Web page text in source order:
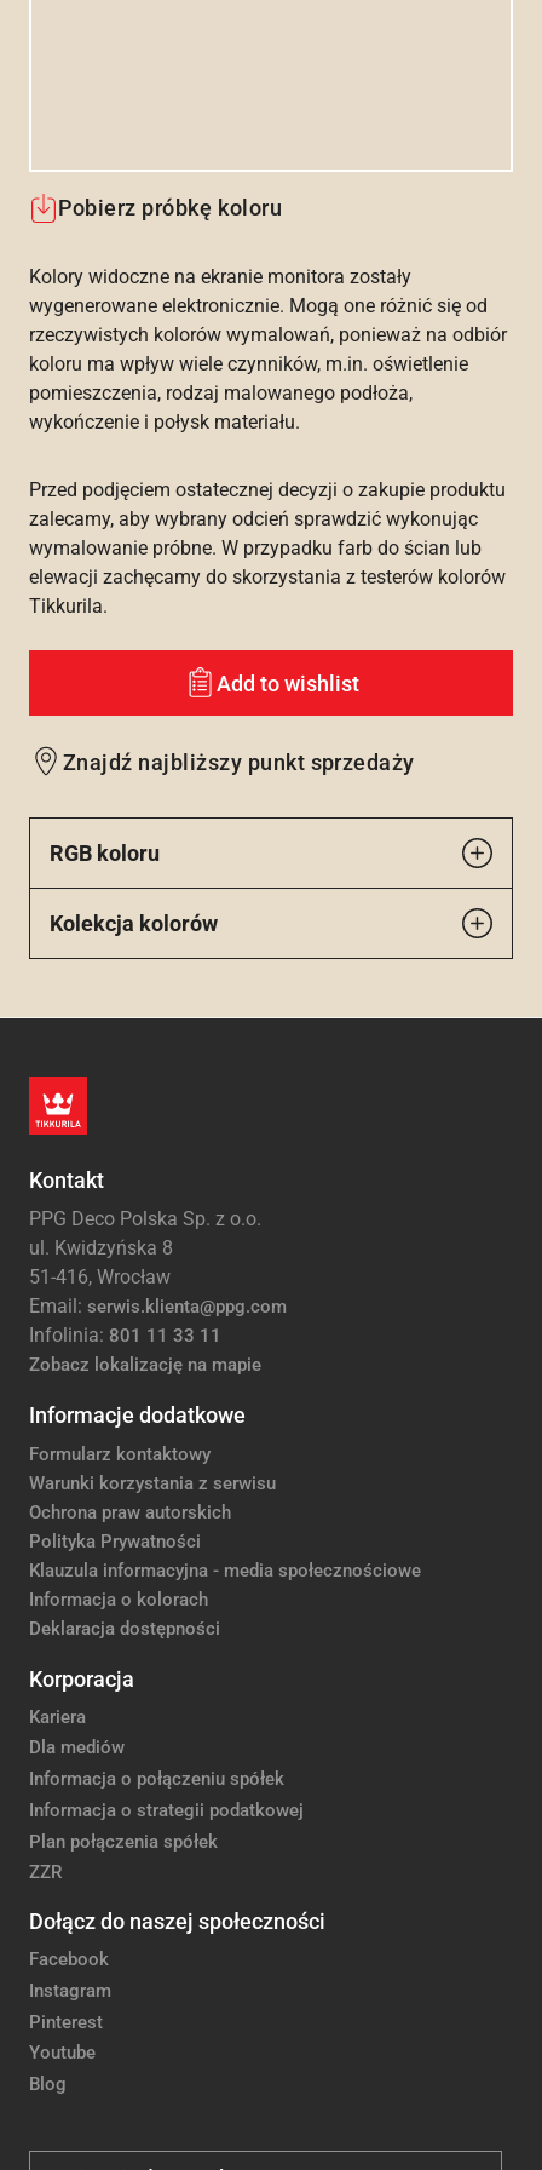
Pobierz próbkę koloru
Kolory widoczne na ekranie monitora zostały
wygenerowane elektronicznie. Mogą one różnić się od
rzeczywistych kolorów wymalowań, ponieważ na odbiór
koloru ma wpływ wiele czynników, m.in. oświetlenie
pomieszczenia, rodzaj malowanego podłoża,
wykończenie i połysk materiału.
Przed podjęciem ostatecznej decyzji o zakupie produktu
zalecamy, aby wybrany odcień sprawdzić wykonując
wymalowanie próbne. W przypadku farb do ścian lub
elewacji zachęcamy do skorzystania z testerów kolorów
Tikkurila.
Add to wishlist
Znajdź najbliższy punkt sprzedaży
RGB koloru
Kolekcja kolorów
Kontakt
PPG Deco Polska Sp. z o.o.
ul. Kwidzyńska 8
51-416, Wrocław
Email: serwis.klienta@ppg.com
Infolinia: 801 11 33 11
Zobacz lokalizację na mapie
Informacje dodatkowe
Formularz kontaktowy
Warunki korzystania z serwisu
Ochrona praw autorskich
Polityka Prywatności
Klauzula informacyjna - media społecznościowe
Informacja o kolorach
Deklaracja dostępności
Korporacja
Kariera
Dla mediów
Informacja o połączeniu spółek
Informacja o strategii podatkowej
Plan połączenia spółek
ZZR
Dołącz do naszej społeczności
Facebook
Instagram
Pinterest
Youtube
Blog